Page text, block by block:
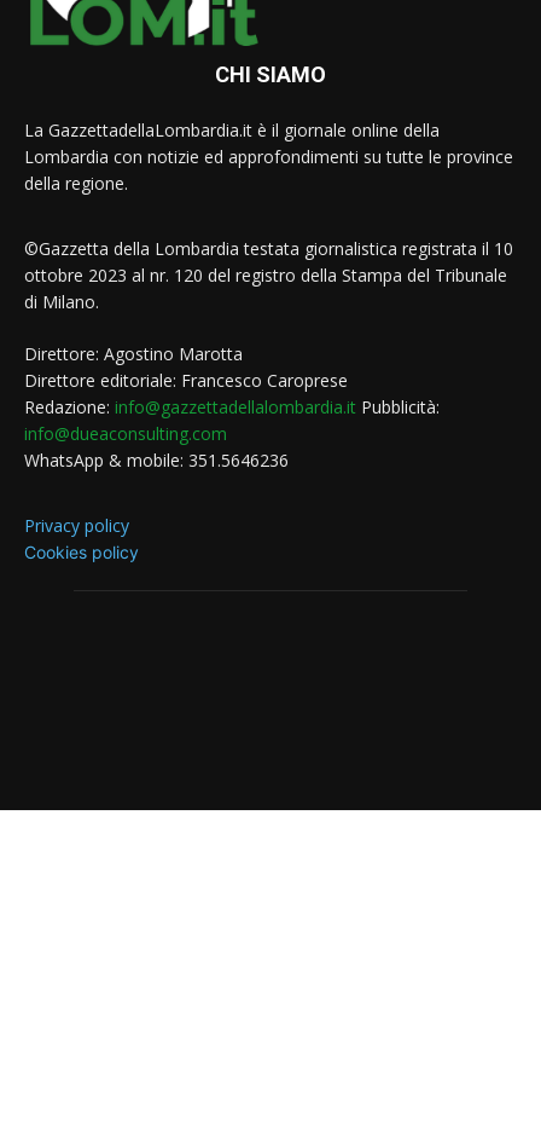
CHI SIAMO
La GazzettadellaLombardia.it è il giornale online della
Lombardia con notizie ed approfondimenti su tutte le province
della regione.
©Gazzetta della Lombardia testata giornalistica registrata il 10
ottobre 2023 al nr. 120 del registro della Stampa del Tribunale
di Milano.
Direttore: Agostino Marotta
Direttore editoriale: Francesco Caroprese
Redazione: info@gazzettadellalombardia.it Pubblicità:
info@dueaconsulting.com
WhatsApp & mobile: 351.5646236
Privacy policy
Cookies policy